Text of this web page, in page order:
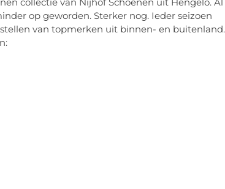
op geworden. Sterker nog. Ieder seizoen
van topmerken uit binnen- en buitenland.